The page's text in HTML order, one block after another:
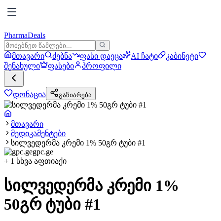
PharmaDeals
მთავარი ძებნა ფასი დაეცა AI ჩატი
კაბინეტი
შენახული
ფასები პროფილი
დონაცია გაზიარება
მთავარი
მედიკამენტები
სილვედერმა კრემი 1% 50გრ ტუბი #1
gpc.ge
+ 1 სხვა აფთიაქი
სილვედერმა კრემი 1%
50გრ ტუბი #1